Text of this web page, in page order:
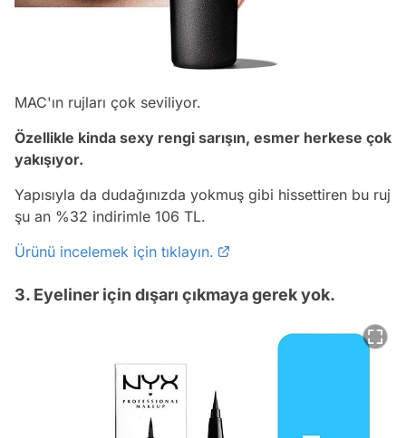
MAC'ın rujları çok seviliyor.
Özellikle kinda sexy rengi sarışın, esmer herkese çok
yakışıyor.
Yapısıyla da dudağınızda yokmuş gibi hissettiren bu ruj
şu an %32 indirimle 106 TL.
Ürünü incelemek için tıklayın.
3. Eyeliner için dışarı çıkmaya gerek yok.